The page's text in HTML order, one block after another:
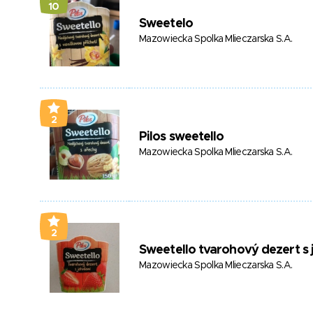
10
Sweetelo
Mazowiecka Spolka Mlieczarska S.A.
2
Pilos sweetello
Mazowiecka Spolka Mlieczarska S.A.
2
Sweetello tvarohový dezert s
Mazowiecka Spolka Mlieczarska S.A.